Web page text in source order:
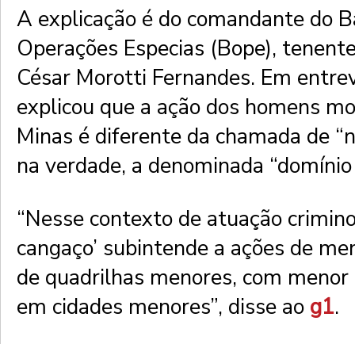
A explicação é do comandante do
Operações Especias (Bope),
César Morotti Fernandes. Em
explicou que a ação dos homens
Minas é diferente da chamada de
na verdade, a denominada
“Nesse contexto de atuação
cangaço’ subintende a ações de
de quadrilhas menores, com
em cidades menores”, disse ao g1.